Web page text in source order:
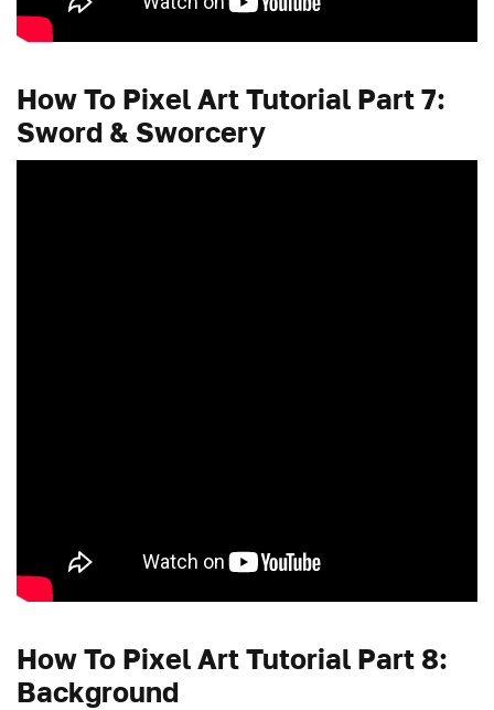
How To Pixel Art Tutorial Part 7:
Sword & Sworcery
How To Pixel Art Tutorial Part 8:
Background